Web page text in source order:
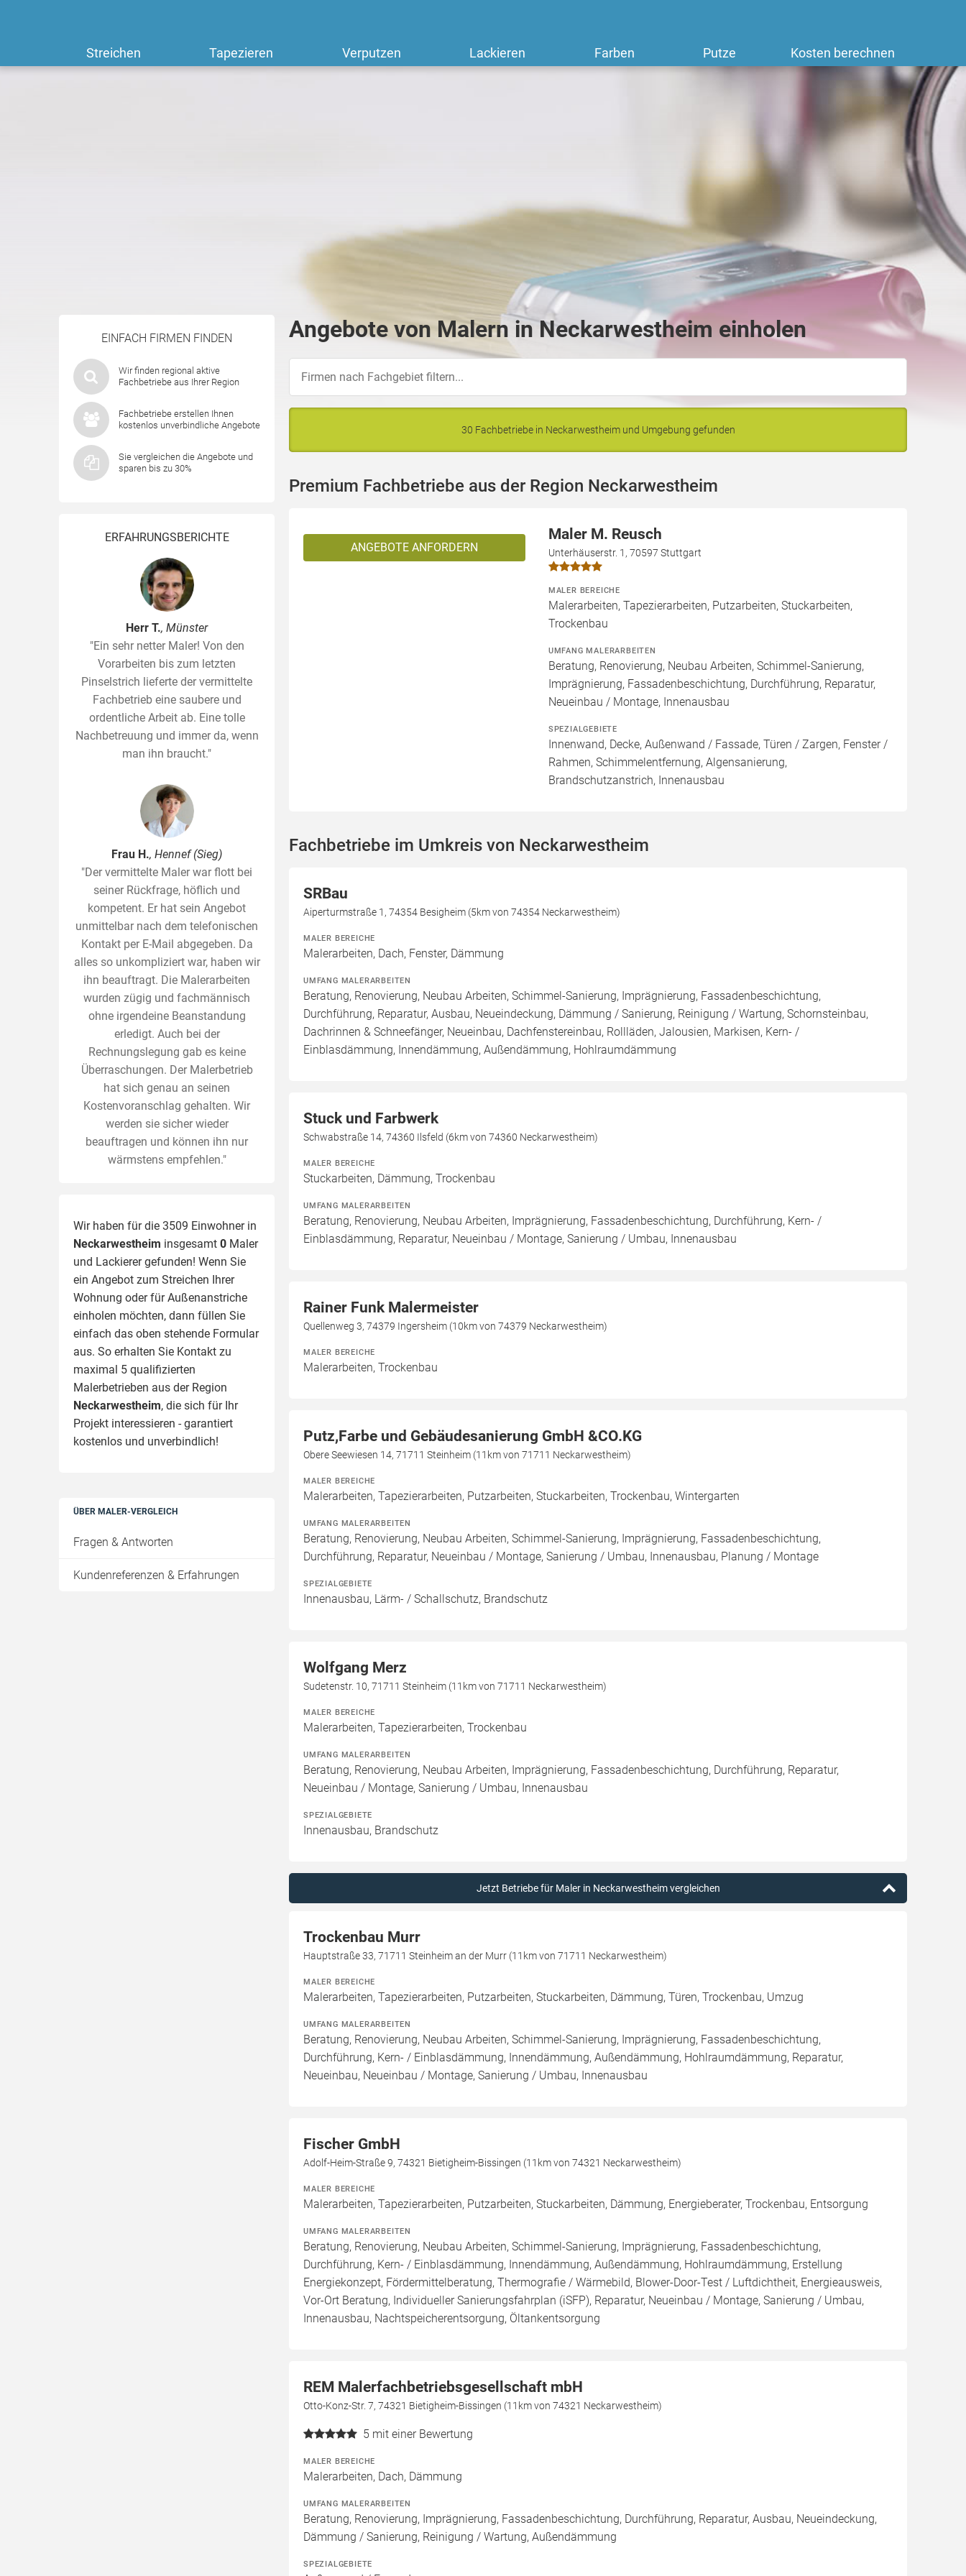
Streichen Tapezieren Verputzen Lackieren Farben Putze Kosten berechnen
EINFACH FIRMEN FINDEN
Wir finden regional aktive
Fachbetriebe aus Ihrer Region
Fachbetriebe erstellen Ihnen
kostenlos unverbindliche Angebote
Sie vergleichen die Angebote und
sparen bis zu 30%
ERFAHRUNGSBERICHTE
Herr T., Münster
"Ein sehr netter Maler! Von den
Vorarbeiten bis zum letzten
Pinselstrich lieferte der vermittelte
Fachbetrieb eine saubere und
ordentliche Arbeit ab. Eine tolle
Nachbetreuung und immer da, wenn
man ihn braucht."
Frau H., Hennef (Sieg)
"Der vermittelte Maler war flott bei
seiner Rückfrage, höflich und
kompetent. Er hat sein Angebot
unmittelbar nach dem telefonischen
Kontakt per E-Mail abgegeben. Da
alles so unkompliziert war, haben wir
ihn beauftragt. Die Malerarbeiten
wurden zügig und fachmännisch
ohne irgendeine Beanstandung
erledigt. Auch bei der
Rechnungslegung gab es keine
Überraschungen. Der Malerbetrieb
hat sich genau an seinen
Kostenvoranschlag gehalten. Wir
werden sie sicher wieder
beauftragen und können ihn nur
wärmstens empfehlen."
Wir haben für die 3509 Einwohner in
Neckarwestheim insgesamt 0 Maler
und Lackierer gefunden! Wenn Sie
ein Angebot zum Streichen Ihrer
Wohnung oder für Außenanstriche
einholen möchten, dann füllen Sie
einfach das oben stehende Formular
aus. So erhalten Sie Kontakt zu
maximal 5 qualifizierten
Malerbetrieben aus der Region
Neckarwestheim, die sich für Ihr
Projekt interessieren - garantiert
kostenlos und unverbindlich!
ÜBER MALER-VERGLEICH
Fragen & Antworten
Kundenreferenzen & Erfahrungen
Angebote von Malern in Neckarwestheim einholen
30 Fachbetriebe in Neckarwestheim und Umgebung gefunden
Premium Fachbetriebe aus der Region Neckarwestheim
ANGEBOTE ANFORDERN
Maler M. Reusch
Unterhäuserstr. 1, 70597 Stuttgart
MALER BEREICHE
Malerarbeiten, Tapezierarbeiten, Putzarbeiten, Stuckarbeiten,
Trockenbau
UMFANG MALERARBEITEN
Beratung, Renovierung, Neubau Arbeiten, Schimmel-Sanierung,
Imprägnierung, Fassadenbeschichtung, Durchführung, Reparatur,
Neueinbau / Montage, Innenausbau
SPEZIALGEBIETE
Innenwand, Decke, Außenwand / Fassade, Türen / Zargen, Fenster /
Rahmen, Schimmelentfernung, Algensanierung,
Brandschutzanstrich, Innenausbau
Fachbetriebe im Umkreis von Neckarwestheim
SRBau
Aiperturmstraße 1, 74354 Besigheim (5km von 74354 Neckarwestheim)
MALER BEREICHE
Malerarbeiten, Dach, Fenster, Dämmung
UMFANG MALERARBEITEN
Beratung, Renovierung, Neubau Arbeiten, Schimmel-Sanierung, Imprägnierung, Fassadenbeschichtung,
Durchführung, Reparatur, Ausbau, Neueindeckung, Dämmung / Sanierung, Reinigung / Wartung, Schornsteinbau,
Dachrinnen & Schneefänger, Neueinbau, Dachfenstereinbau, Rollläden, Jalousien, Markisen, Kern- /
Einblasdämmung, Innendämmung, Außendämmung, Hohlraumdämmung
Stuck und Farbwerk
Schwabstraße 14, 74360 Ilsfeld (6km von 74360 Neckarwestheim)
MALER BEREICHE
Stuckarbeiten, Dämmung, Trockenbau
UMFANG MALERARBEITEN
Beratung, Renovierung, Neubau Arbeiten, Imprägnierung, Fassadenbeschichtung, Durchführung, Kern- /
Einblasdämmung, Reparatur, Neueinbau / Montage, Sanierung / Umbau, Innenausbau
Rainer Funk Malermeister
Quellenweg 3, 74379 Ingersheim (10km von 74379 Neckarwestheim)
MALER BEREICHE
Malerarbeiten, Trockenbau
Putz,Farbe und Gebäudesanierung GmbH &CO.KG
Obere Seewiesen 14, 71711 Steinheim (11km von 71711 Neckarwestheim)
MALER BEREICHE
Malerarbeiten, Tapezierarbeiten, Putzarbeiten, Stuckarbeiten, Trockenbau, Wintergarten
UMFANG MALERARBEITEN
Beratung, Renovierung, Neubau Arbeiten, Schimmel-Sanierung, Imprägnierung, Fassadenbeschichtung,
Durchführung, Reparatur, Neueinbau / Montage, Sanierung / Umbau, Innenausbau, Planung / Montage
SPEZIALGEBIETE
Innenausbau, Lärm- / Schallschutz, Brandschutz
Wolfgang Merz
Sudetenstr. 10, 71711 Steinheim (11km von 71711 Neckarwestheim)
MALER BEREICHE
Malerarbeiten, Tapezierarbeiten, Trockenbau
UMFANG MALERARBEITEN
Beratung, Renovierung, Neubau Arbeiten, Imprägnierung, Fassadenbeschichtung, Durchführung, Reparatur,
Neueinbau / Montage, Sanierung / Umbau, Innenausbau
SPEZIALGEBIETE
Innenausbau, Brandschutz
Jetzt Betriebe für Maler in Neckarwestheim vergleichen
Trockenbau Murr
Hauptstraße 33, 71711 Steinheim an der Murr (11km von 71711 Neckarwestheim)
MALER BEREICHE
Malerarbeiten, Tapezierarbeiten, Putzarbeiten, Stuckarbeiten, Dämmung, Türen, Trockenbau, Umzug
UMFANG MALERARBEITEN
Beratung, Renovierung, Neubau Arbeiten, Schimmel-Sanierung, Imprägnierung, Fassadenbeschichtung,
Durchführung, Kern- / Einblasdämmung, Innendämmung, Außendämmung, Hohlraumdämmung, Reparatur,
Neueinbau, Neueinbau / Montage, Sanierung / Umbau, Innenausbau
Fischer GmbH
Adolf-Heim-Straße 9, 74321 Bietigheim-Bissingen (11km von 74321 Neckarwestheim)
MALER BEREICHE
Malerarbeiten, Tapezierarbeiten, Putzarbeiten, Stuckarbeiten, Dämmung, Energieberater, Trockenbau, Entsorgung
UMFANG MALERARBEITEN
Beratung, Renovierung, Neubau Arbeiten, Schimmel-Sanierung, Imprägnierung, Fassadenbeschichtung,
Durchführung, Kern- / Einblasdämmung, Innendämmung, Außendämmung, Hohlraumdämmung, Erstellung
Energiekonzept, Fördermittelberatung, Thermografie / Wärmebild, Blower-Door-Test / Luftdichtheit, Energieausweis,
Vor-Ort Beratung, Individueller Sanierungsfahrplan (iSFP), Reparatur, Neueinbau / Montage, Sanierung / Umbau,
Innenausbau, Nachtspeicherentsorgung, Öltankentsorgung
REM Malerfachbetriebsgesellschaft mbH
Otto-Konz-Str. 7, 74321 Bietigheim-Bissingen (11km von 74321 Neckarwestheim)
5 mit einer Bewertung
MALER BEREICHE
Malerarbeiten, Dach, Dämmung
UMFANG MALERARBEITEN
Beratung, Renovierung, Imprägnierung, Fassadenbeschichtung, Durchführung, Reparatur, Ausbau, Neueindeckung,
Dämmung / Sanierung, Reinigung / Wartung, Außendämmung
SPEZIALGEBIETE